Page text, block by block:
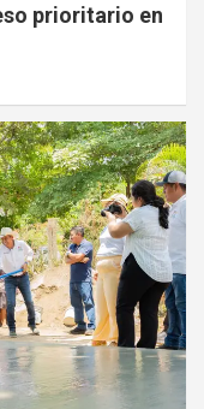
prioritario en